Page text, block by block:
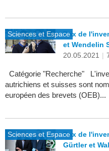
Sciences et EspacePrix de
et Wendelin
20.05.2021 |
Catégorie "Recherche"
autrichiens et suisses sont
européen des brevets (OEB)...
Sciences et EspacePrix de
Gürtler et